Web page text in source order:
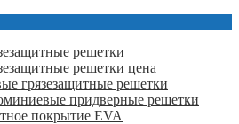
решетки
решетки цена
грязезащитные решетки
придверные решетки
покрытие EVA